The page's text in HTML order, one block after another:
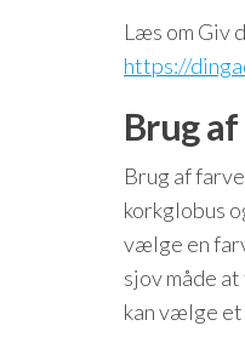
Læs om Giv
https://
Brug
Brug af
korkglobus
vælge en
sjov måde
kan vælge